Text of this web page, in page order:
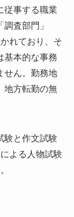
従事する職業
査部門」
れており、そ
基本的な事務
せん。勤務地
地方転勤の無
験と作文試験
よる人物試験